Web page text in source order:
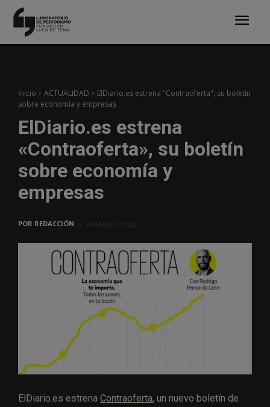
Inicio ACTUALIDAD
ElDiario.es estrena "Contraoferta", su boletín
sobre economía y empresas
ElDiario.es estrena
«Contraoferta», su boletín
sobre economía y
empresas
POR REDACCIÓN
ElDiario.es estrena Contraoferta, un nuevo boletín de